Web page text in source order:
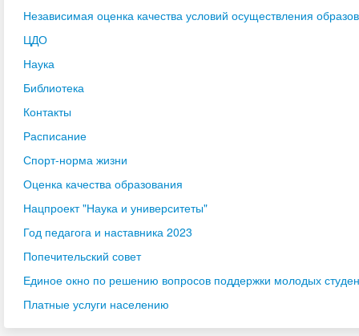
Независимая оценка качества условий осуществления
ЦДО
Наука
Библиотека
Контакты
Расписание
Спорт-норма жизни
Оценка качества образования
Нацпроект "Наука и университеты"
Год педагога и наставника 2023
Попечительский совет
Единое окно по решению вопросов поддержки молодых
Платные услуги населению